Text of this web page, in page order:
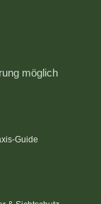
möglich
Guide